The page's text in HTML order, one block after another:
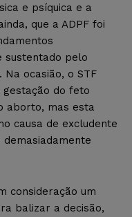
e psíquica e a
que a ADPF foi
sustentado pelo
ocasião, o STF
gestação do feto
aborto, mas esta
causa de excludente
consideração um
balizar a decisão,